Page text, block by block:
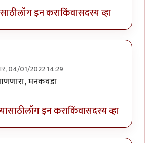
लॉग इन कराकिंवासदस्य व्हा
04/01/2022 14:29
गेले ते दिवस. राहिल्या त्या
मनकवडा
लॉग इन कराकिंवासदस्य व्हा